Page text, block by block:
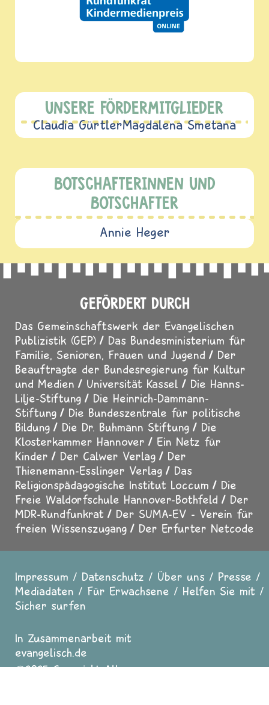
UNSERE FÖRDERMITGLIEDER
Claudia GürtlerMagdalena Smetana
BOTSCHAFTERINNEN UND
BOTSCHAFTER
Annie Heger
GEFÖRDERT DURCH
Das Gemeinschaftswerk der Evangelischen
Publizistik (GEP)
Das Bundesministerium für
Familie, Senioren, Frauen und Jugend
Der
Beauftragte der Bundesregierung für Kultur
und Medien
Universität Kassel
Die Hanns-
Lilje-Stiftung
Die Heinrich-Dammann-
Stiftung
Die Bundeszentrale für politische
Bildung
Die Dr. Buhmann Stiftung
Die
Klosterkammer Hannover
Ein Netz für
Kinder
Der Calwer Verlag
Der
Thienemann-Esslinger Verlag
Das
Religionspädagogische Institut Loccum
Die
Freie Waldorfschule Hannover-Bothfeld
Der
MDR-Rundfunkrat
Der SUMA-EV - Verein für
freien Wissenszugang
Der Erfurter Netcode
Fußzeile
Impressum Datenschutz Über uns
Presse
Mediadaten
Für Erwachsene
Helfen Sie mit
Sicher surfen
In Zusammenarbeit mit
evangelisch.de
2025 Copyright All